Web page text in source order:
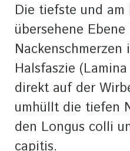
Die tiefste und am
übersehene
Halsfaszie
direkt auf der
umhüllt die tiefen
den Longus colli
capitis.